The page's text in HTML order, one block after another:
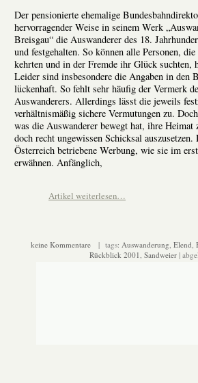
Der pensionierte ehemalige
hervorragender Weise in seinem Werk
Breisgau“ die Auswanderer des 18.
und festgehalten. So können alle Personen,
kehrten und in der Fremde ihr Glück suchten,
Leider sind insbesondere die Angaben in den
lückenhaft. So fehlt sehr häufig der Vermerk
Auswanderers. Allerdings lässt die jeweils
verhältnismäßig sichere Vermutungen zu.
was die Auswanderer bewegt hat, ihre
doch recht ungewissen Schicksal
Österreich betriebene Werbung, wie sie im
erwähnen. Anfänglich,
Artikel weiterlesen…
keine Kommentare| tags: Auswanderung Elend
Rückblick 2001 Sandweier |